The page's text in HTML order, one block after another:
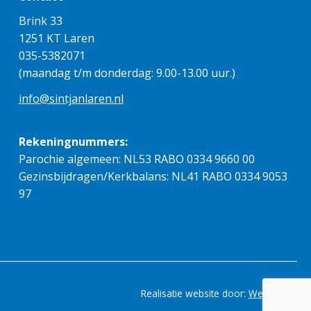
Brink 33
1251 KT Laren
035-5382071
(maandag t/m donderdag: 9.00-13.00 uur.)
info@sintjanlaren.nl
Rekeningnummers:
Parochie algemeen: NL53 RABO 0334 9660 00
Gezinsbijdragen/Kerkbalans: NL41 RABO 0334 9053
97
Realisatie website door: Webheld.nl